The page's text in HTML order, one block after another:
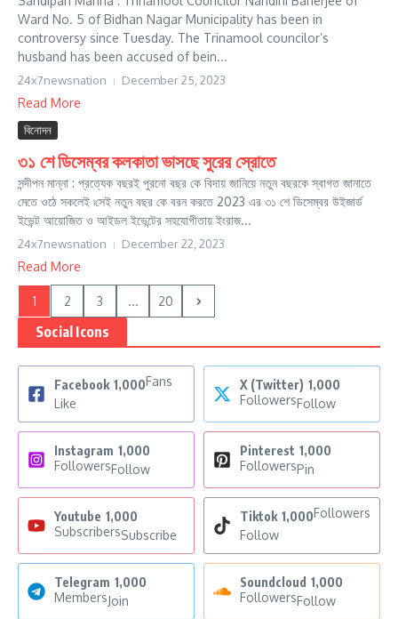
Ward No. 5 of Bidhan Nagar Municipality has been in
controversy since Tuesday. The Trinamool councilor’s
husband has been accused of bein...
24x7newsnation December 25, 2023
Read More
বিনোদন
৩১ শে ডিসেম্বর কলকাতা ভাসছে সুরের স্রোতে
সন্দীপন মান্না : প্রত্যেক বছরই পুরনো বছর কে বিদায় জানিয়ে নতুন বছরকে স্বাগত জানাতে
মেতে ওঠে সকলেই ৷সেই নতুন বছর কে বরন করতে 2023 এর ৩১ শে ডিসেম্বর উইজার্ড
ইভেন্ট আয়োজিত ও আইডল ইভেন্টের সহযোগীতায় ইংরাজ...
24x7newsnation December 22, 2023
Read More
1 2 3 ... 20
Social Icons
Facebook 1,000Fans
Like
X (Twitter) 1,000
FollowersFollow
Instagram 1,000
FollowersFollow
Pinterest 1,000
FollowersPin
Youtube 1,000
SubscribersSubscribe
Tiktok 1,000Followers
Follow
Telegram 1,000
MembersJoin
Soundcloud 1,000
FollowersFollow